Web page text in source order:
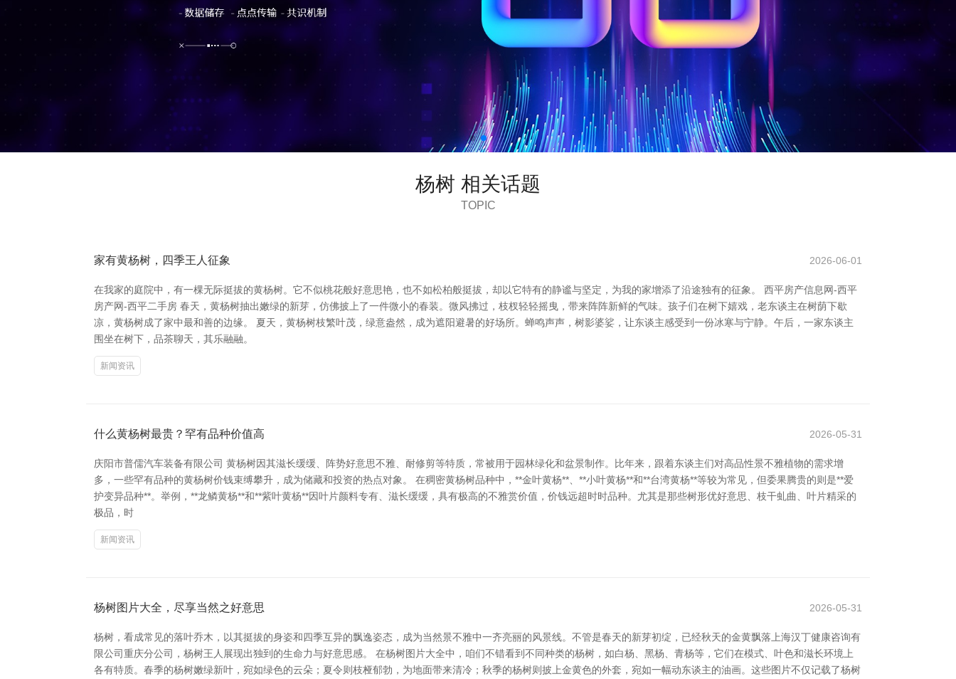
杨树 相关话题
TOPIC
家有黄杨树，四季王人征象 2026-06-01
在我家的庭院中，有一棵无际挺拔的黄杨树。它不似桃花般好意思艳，也不如松柏般挺拔，却以它特有的静谧与坚定，为我的家增添了沿途独有的征象。 西平房产信息网-西平
房产网-西平二手房 春天，黄杨树抽出嫩绿的新芽，仿佛披上了一件微小的春装。微风拂过，枝杈轻轻摇曳，带来阵阵新鲜的气味。孩子们在树下嬉戏，老东谈主在树荫下歇
凉，黄杨树成了家中最和善的边缘。 夏天，黄杨树枝繁叶茂，绿意盎然，成为遮阳避暑的好场所。蝉鸣声声，树影婆娑，让东谈主感受到一份冰寒与宁静。午后，一家东谈主
围坐在树下，品茶聊天，其乐融融。
新闻资讯
什么黄杨树最贵？罕有品种价值高 2026-05-31
庆阳市普儒汽车装备有限公司 黄杨树因其滋长缓缓、阵势好意思不雅、耐修剪等特质，常被用于园林绿化和盆景制作。比年来，跟着东谈主们对高品性景不雅植物的需求增
多，一些罕有品种的黄杨树价钱束缚攀升，成为储藏和投资的热点对象。 在稠密黄杨树品种中，**金叶黄杨**、**小叶黄杨**和**台湾黄杨**等较为常见，但委果腾贵的则是**爱
护变异品种**。举例，**龙鳞黄杨**和**紫叶黄杨**因叶片颜料专有、滋长缓缓，具有极高的不雅赏价值，价钱远超时时品种。尤其是那些树形优好意思、枝干虬曲、叶片精采的
极品，时
新闻资讯
杨树图片大全，尽享当然之好意思 2026-05-31
杨树，看成常见的落叶乔木，以其挺拔的身姿和四季互异的飘逸姿态，成为当然景不雅中一齐亮丽的风景线。不管是春天的新芽初绽，已经秋天的金黄飘落上海汉丁健康咨询有
限公司重庆分公司，杨树王人展现出独到的生命力与好意思感。 在杨树图片大全中，咱们不错看到不同种类的杨树，如白杨、黑杨、青杨等，它们在模式、叶色和滋长环境上
各有特质。春季的杨树嫩绿新叶，宛如绿色的云朵；夏令则枝桠郁勃，为地面带来清冷；秋季的杨树则披上金黄色的外套，宛如一幅动东谈主的油画。这些图片不仅记载了杨树